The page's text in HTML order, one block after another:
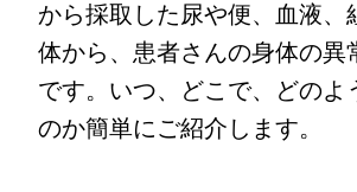
から採取した尿や便、血液、
体から、患者さんの身体の異
です。いつ、どこで、どのよ
のか簡単にご紹介します。